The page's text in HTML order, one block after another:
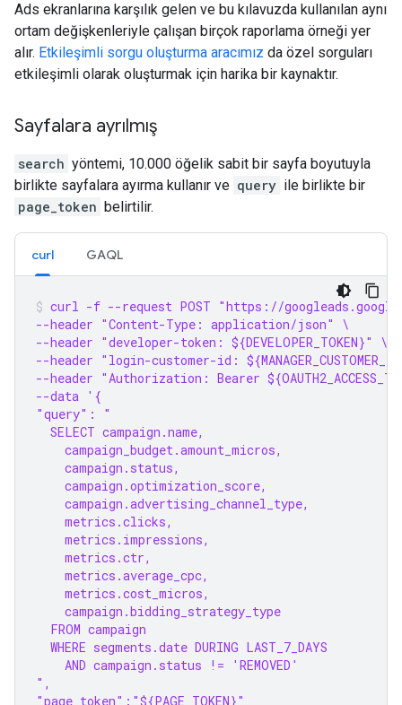
Ads ekranlarına karşılık gelen ve bu kılavuzda kullanılan aynı
ortam değişkenleriyle çalışan birçok raporlama örneği yer
alır. Etkileşimli sorgu oluşturma aracımız da özel sorguları
etkileşimli olarak oluşturmak için harika bir kaynaktır.
Sayfalara ayrılmış
search yöntemi, 10.000 öğelik sabit bir sayfa boyutuyla
birlikte sayfalara ayırma kullanır ve query ile birlikte bir
page_token belirtilir.
curl GAQL
curl -f --request POST "https://
--header "Content-Type: application/json" \
--header "developer-token: ${DEVELOPER_TOKEN}" \
--header "login-customer-id:
--header "Authorization: Bearer
--data '{
"query": "
  SELECT campaign.name,
    campaign_budget.amount_micros,
    campaign.status,
    campaign.optimization_score,
    campaign.advertising_channel_type,
    metrics.clicks,
    metrics.impressions,
    metrics.ctr,
    metrics.average_cpc,
    metrics.cost_micros,
    campaign.bidding_strategy_type
  FROM campaign
  WHERE segments.date DURING LAST_7_DAYS
    AND campaign.status != 'REMOVED'
",
"page_token":"${PAGE_TOKEN}"